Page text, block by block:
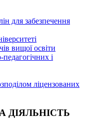
для забезпечення
вищої освіти
і
ліцензoваних
ДІЯЛЬНІСТЬ